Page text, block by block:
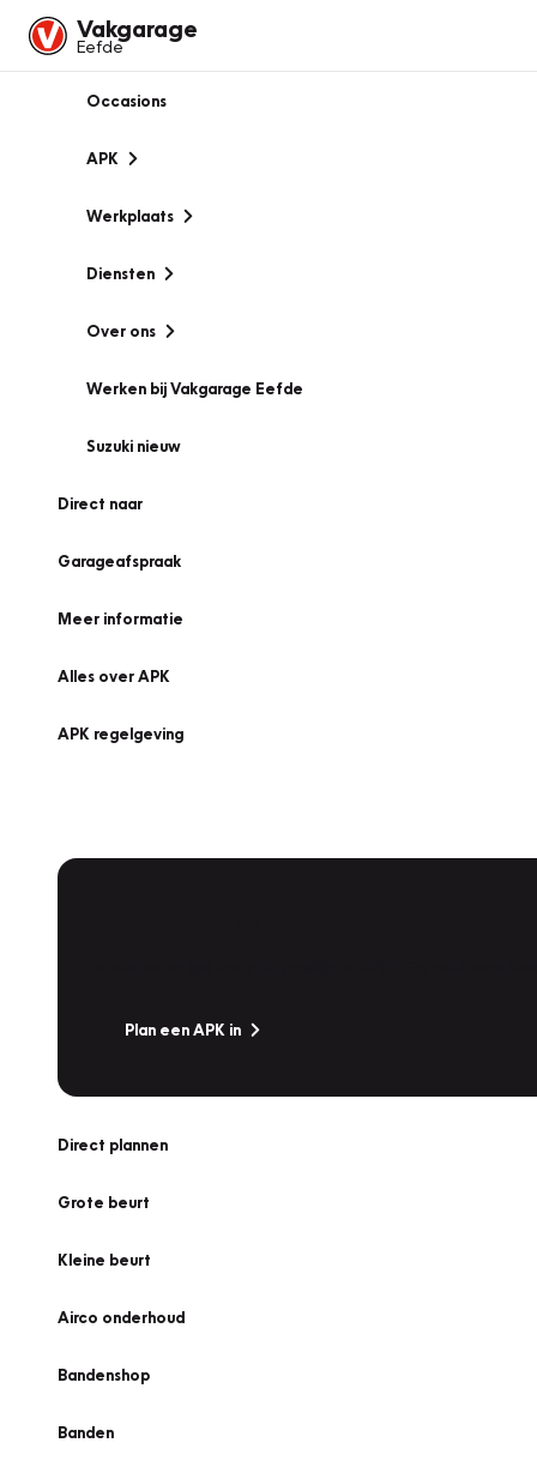
Vakgarage
Eefde
Occasions
APK
Werkplaats
Diensten
Over ons
Werken bij Vakgarage Eefde
Suzuki nieuw
Direct naar
Garageafspraak
Meer informatie
Alles over APK
APK regelgeving
Plan een APK in
Direct plannen
Grote beurt
Kleine beurt
Airco onderhoud
Bandenshop
Banden